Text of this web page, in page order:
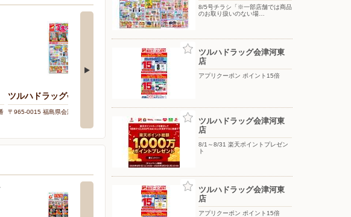
ツルハドラッグ会津滝沢店
〒965-0015 福島県会津若松市北滝沢二丁目１－３８
カインズ 喜多方店
〒966-0014 福島県喜多方市関柴町西勝字鴨屋敷8-2
8/5号チラシ「※一部店舗では商品
のお取り扱いのない場…
ツルハドラッグ会津河東
店
アプリクーポン ポイント15倍
ツルハドラッグ会津河東
店
8/1～8/31 楽天ポイントプレゼン
ト
ツルハドラッグ会津河東
店
アプリクーポン ポイント15倍